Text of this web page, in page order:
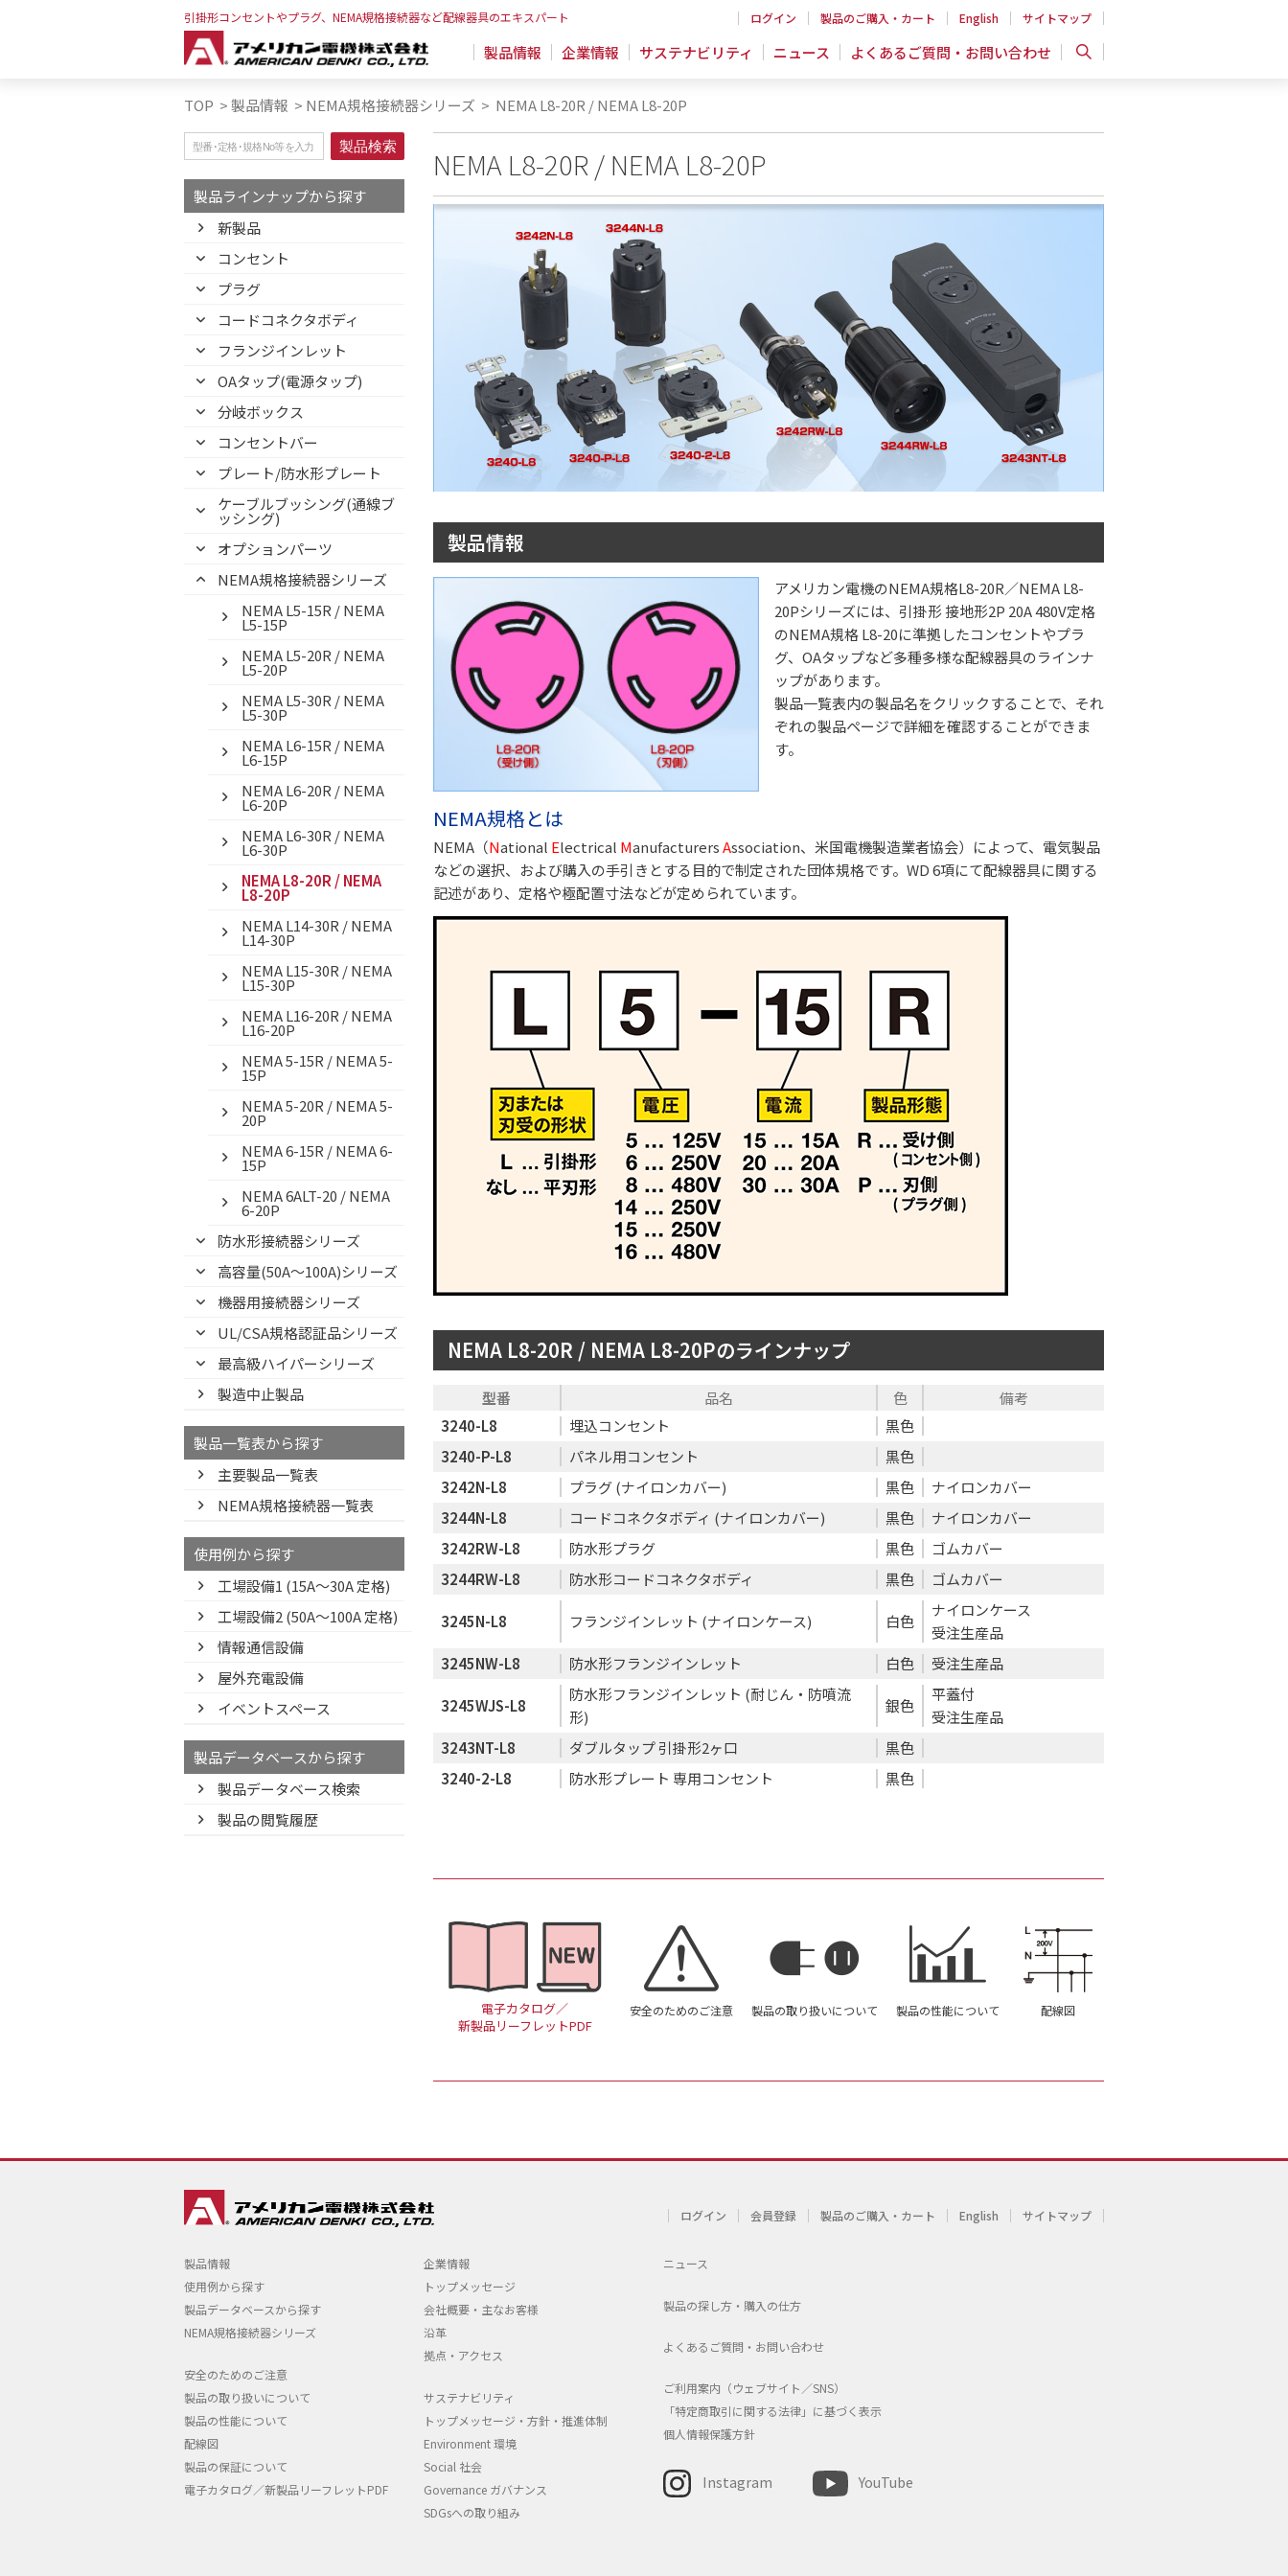
引掛形コンセントやプラグ、NEMA規格接続器など配線器具のエキスパート ログイン 製品のご購入・カート English サイトマップ
製品情報 企業情報 サステナビリティ ニュース よくあるご質問・お問い合わせ
TOP >製品情報 > NEMA規格接続器シリーズ > NEMA L8-20R / NEMA L8-20P
製品ラインナップから探す
新製品
コンセント
プラグ
コードコネクタボディ
フランジインレット
OAタップ(電源タップ)
分岐ボックス
コンセントバー
プレート/防水形プレート
ケーブルブッシング(通線ブ
ッシング)
オプションパーツ
NEMA規格接続器シリーズ
NEMA L5-15R / NEMA
L5-15P
NEMA L5-20R / NEMA
L5-20P
NEMA L5-30R / NEMA
L5-30P
NEMA L6-15R / NEMA
L6-15P
NEMA L6-20R / NEMA
L6-20P
NEMA L6-30R / NEMA
L6-30P
NEMA L8-20R / NEMA
L8-20P
NEMA L14-30R / NEMA
L14-30P
NEMA L15-30R / NEMA
L15-30P
NEMA L16-20R / NEMA
L16-20P
NEMA 5-15R / NEMA 5-
15P
NEMA 5-20R / NEMA 5-
20P
NEMA 6-15R / NEMA 6-
15P
NEMA 6ALT-20 / NEMA
6-20P
防水形接続器シリーズ
高容量(50A～100A)シリーズ
機器用接続器シリーズ
UL/CSA規格認証品シリーズ
最高級ハイパーシリーズ
製造中止製品
製品一覧表から探す
主要製品一覧表
NEMA規格接続器一覧表
使用例から探す
工場設備1 (15A〜30A 定格)
工場設備2 (50A〜100A 定格)
情報通信設備
屋外充電設備
イベントスペース
製品データベースから探す
製品データベース検索
製品の閲覧履歴
NEMA L8-20R / NEMA L8-20P
製品情報
アメリカン電機のNEMA規格L8-20R／NEMA L8-
20Pシリーズには、引掛形 接地形2P 20A 480V定格
のNEMA規格 L8-20に準拠したコンセントやプラ
グ、OAタップなど多種多様な配線器具のラインナ
ップがあります。
製品一覧表内の製品名をクリックすることで、それ
ぞれの製品ページで詳細を確認することができま
す。
NEMA規格とは
NEMA（National Electrical ManufacturersAssociation、米国電機製造業者協会）によって、電気製品
などの選択、および購入の手引きとする目的で制定された団体規格です。WD 6項にて配線器具に関する
記述があり、定格や極配置寸法などが定められています。
NEMA L8-20R / NEMA L8-20Pのラインナップ
型番 品名 色
備考
3240-L8
埋込コンセント
黒色
3240-P-L8
パネル用コンセント
黒色
3242N-L8
プラグ (ナイロンカバー) 黒色
ナイロンカバー
3244N-L8
コードコネクタボディ (ナイロンカバー) 黒色
ナイロンカバー
3242RW-L8
防水形プラグ 黒色
ゴムカバー
3244RW-L8
防水形コードコネクタボディ 黒色 ゴムカバー
3245N-L8 フランジインレット (ナイロンケース) 白色
ナイロンケース
受注生産品
3245NW-L8
防水形フランジインレット 白色 受注生産品
3245WJS-L8
防水形フランジインレット (耐じん・防噴流
形)
銀色
平蓋付
受注生産品
3243NT-L8
ダブルタップ 引掛形2ヶ口
黒色
3240-2-L8
防水形プレート 専用コンセント 黒色
電子カタログ／
新製品リーフレットPDF
安全のためのご注意 製品の取り扱いについて 製品の性能について 配線図
ログイン 会員登録 製品のご購入・カート English サイトマップ
製品情報
使用例から探す
製品データベースから探す
NEMA規格接続器シリーズ
安全のためのご注意
製品の取り扱いについて
製品の性能について
配線図
製品の保証について
電子カタログ／新製品リーフレットPDF
企業情報
トップメッセージ
会社概要・主なお客様
沿革
拠点・アクセス
サステナビリティ
トップメッセージ・方針・推進体制
Environment 環境
Social 社会
Governance ガバナンス
SDGsへの取り組み
ニュース
製品の探し方・購入の仕方
よくあるご質問・お問い合わせ
ご利用案内（ウェブサイト／SNS）
「特定商取引に関する法律」に基づく表示
個人情報保護方針
Instagram YouTube